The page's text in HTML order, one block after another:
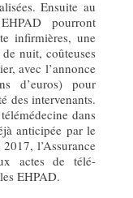
Ensuite au
pourront
infirmières, une
nuit, coûteuses
avec l’annonce
d’euros) pour
des intervenants.
dans
anticipée par le
l’Assurance
actes de télé-
EHPAD.